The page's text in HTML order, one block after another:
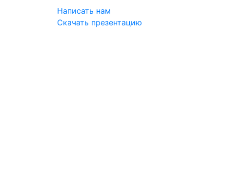
Написать нам
Скачать презентацию